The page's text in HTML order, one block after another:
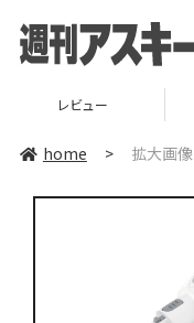
レビュー
home > 拡大画像